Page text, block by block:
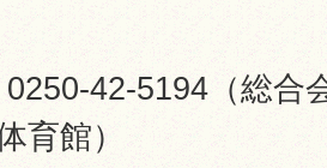
42-5194（総合
育館）